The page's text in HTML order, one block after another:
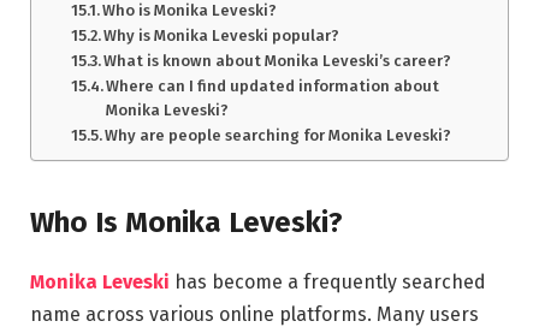
Who is Monika Leveski?
Why is Monika Leveski popular?
What is known about Monika Leveski’s career?
Where can I find updated information about
Monika Leveski?
Why are people searching for Monika Leveski?
Who Is Monika Leveski?
Monika Leveski has become a frequently searched
name across various online platforms. Many users